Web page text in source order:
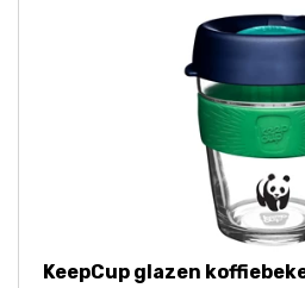
KeepCup glazen